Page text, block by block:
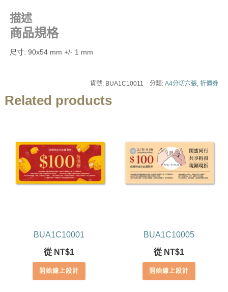
描述
商品規格
尺寸: 90x54 mm +/- 1 mm
貨號: BUA1C10011 分類:A4分切六張,折價券
Related products
BUA1C10001
從 NT$1
開始線上設計
BUA1C10005
從 NT$1
開始線上設計